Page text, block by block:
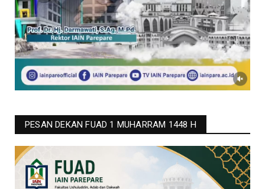
PESAN DEKAN FUAD 1 MUHARRAM 1448 H